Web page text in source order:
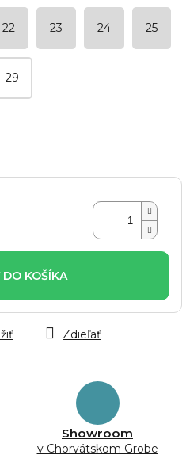
22 23 24 25
29
DO KOŠÍKA
Showroom
v Chorvátskom Grobe
Zdieľať